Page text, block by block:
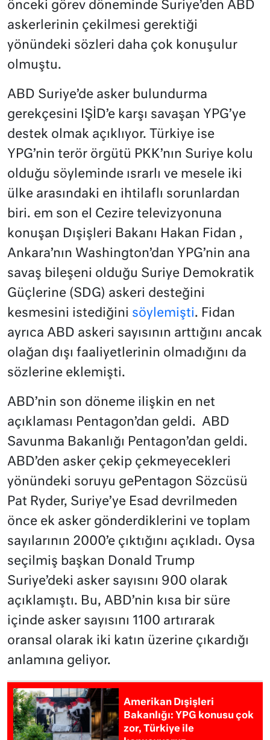
önceki görev döneminde Suriye’den ABD
askerlerinin çekilmesi gerektiği
yönündeki sözleri daha çok konuşulur
olmuştu.
ABD Suriye’de asker bulundurma
gerekçesini IŞİD’e karşı savaşan YPG’ye
destek olmak açıklıyor. Türkiye ise
YPG’nin terör örgütü PKK’nın Suriye kolu
olduğu söyleminde ısrarlı ve mesele iki
ülke arasındaki en ihtilaflı sorunlardan
biri. em son el Cezire televizyonuna
konuşan Dışişleri Bakanı Hakan Fidan ,
Ankara’nın Washington’dan YPG’nin ana
savaş bileşeni olduğu Suriye Demokratik
Güçlerine (SDG) askeri desteğini
kesmesini istediğini söylemişti. Fidan
ayrıca ABD askeri sayısının arttığını ancak
olağan dışı faaliyetlerinin olmadığını da
sözlerine eklemişti.
ABD’nin son döneme ilişkin en net
açıklaması Pentagon’dan geldi. ABD
Savunma Bakanlığı Pentagon’dan geldi.
ABD’den asker çekip çekmeyecekleri
yönündeki soruyu gePentagon Sözcüsü
Pat Ryder, Suriye’ye Esad devrilmeden
önce ek asker gönderdiklerini ve toplam
sayılarının 2000’e çıktığını açıkladı. Oysa
seçilmiş başkan Donald Trump
Suriye’deki asker sayısını 900 olarak
açıklamıştı. Bu, ABD’nin kısa bir süre
içinde asker sayısını 1100 artırarak
oransal olarak iki katın üzerine çıkardığı
anlamına geliyor.
Amerikan Dışişleri
Bakanlığı: YPG konusu çok
zor, Türkiye ile